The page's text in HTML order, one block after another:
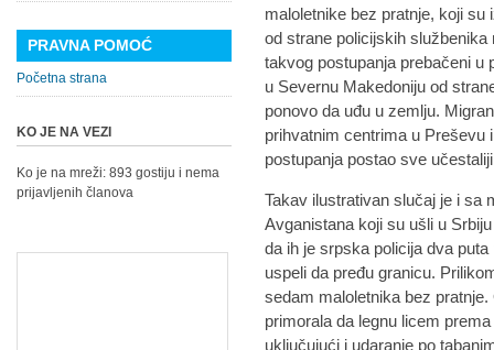
maloletnike bez pratnje, koji
od strane policijskih
takvog postupanja prebačeni u
u Severnu Makedoniju od
ponovo da uđu u zemlju.
prihvatnim centrima u Preševu
postupanja postao sve
Takav ilustrativan slučaj je i sa
Avganistana koji su ušli u
da ih je srpska policija dva
uspeli da pređu granicu.
sedam maloletnika bez
primorala da legnu licem
uključujući i udaranje po
PRAVNA POMOĆ
Početna strana
KO JE NA VEZI
Ko je na mreži: 893 gostiju i nema
prijavljenih članova